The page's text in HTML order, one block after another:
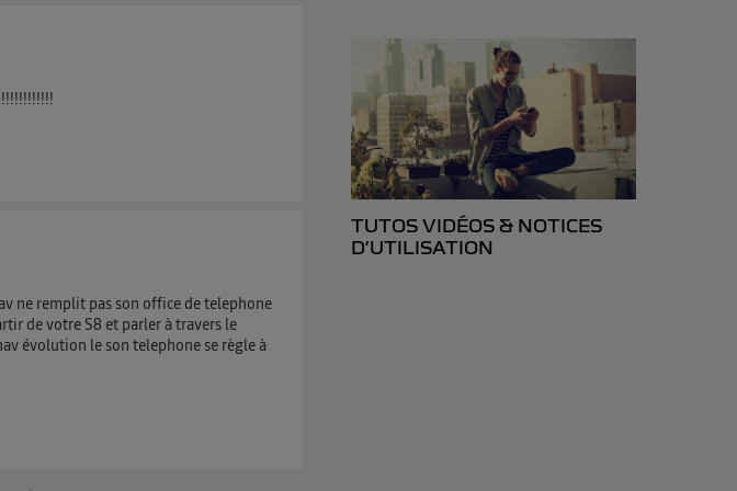
ne remplit pas son office de telephone
de votre S8 et parler à travers le
évolution le son telephone se règle à
TUTOS VIDÉOS & NOTICES
D’UTILISATION